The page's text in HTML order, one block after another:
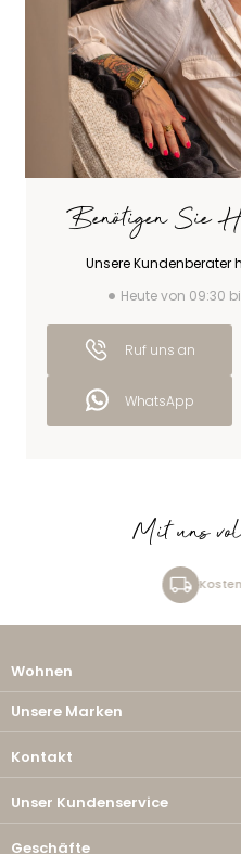
Benötigen Sie
Unsere Kundenberater
Heute von 09:30
Ruf uns an
WhatsApp
Mit uns
Wohnen
Unsere Marken
Kontakt
Unser Kundenservice
Geschäfte